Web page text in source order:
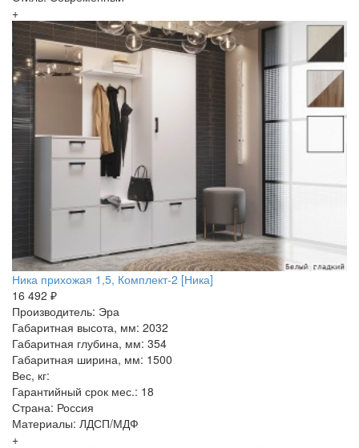
+
Ника прихожая 1,5, Комплект-2 [Ника]
16 492 ₽
Производитель: Эра
Габаритная высота, мм: 2032
Габаритная глубина, мм: 354
Габаритная ширина, мм: 1500
Вес, кг:
Гарантийный срок мес.: 18
Страна: Россия
Материалы: ЛДСП/МДФ
+